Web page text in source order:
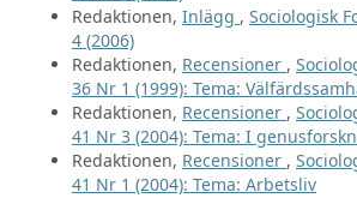
Redaktionen, Inlägg , Sociologisk
4 (2006)
Redaktionen, Recensioner ,
36 Nr 1 (1999): Tema:
Redaktionen, Recensioner ,
41 Nr 3 (2004): Tema: I
Redaktionen, Recensioner ,
41 Nr 1 (2004): Tema: Arbetsliv